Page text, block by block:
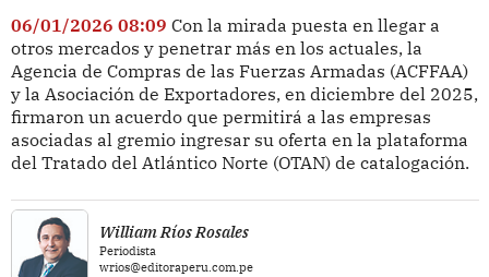
06/01/2026 08:09 Con la mirada puesta en llegar a
otros mercados y penetrar más en los actuales, la
Agencia de Compras de las Fuerzas Armadas (ACFFAA)
y la Asociación de Exportadores, en diciembre del 2025,
firmaron un acuerdo que permitirá a las empresas
asociadas al gremio ingresar su oferta en la plataforma
del Tratado del Atlántico Norte (OTAN) de catalogación.
William Ríos Rosales
Periodista
wrios@editoraperu.com.pe